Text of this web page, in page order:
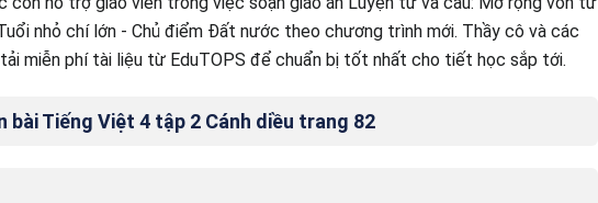
nhỏ chí lớn - Chủ điểm Đất nước theo chương trình mới. Thầy cô và các
miễn phí tài liệu từ EduTOPS để chuẩn bị tốt nhất cho tiết học sắp tới.
bài Tiếng Việt 4 tập 2 Cánh diều trang 82